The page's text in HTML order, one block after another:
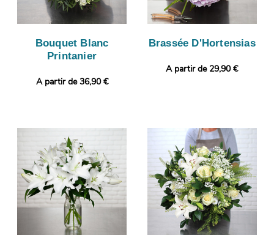
Bouquet Blanc
Printanier
A partir de 36,90 €
Brassée D'Hortensias
A partir de 29,90 €